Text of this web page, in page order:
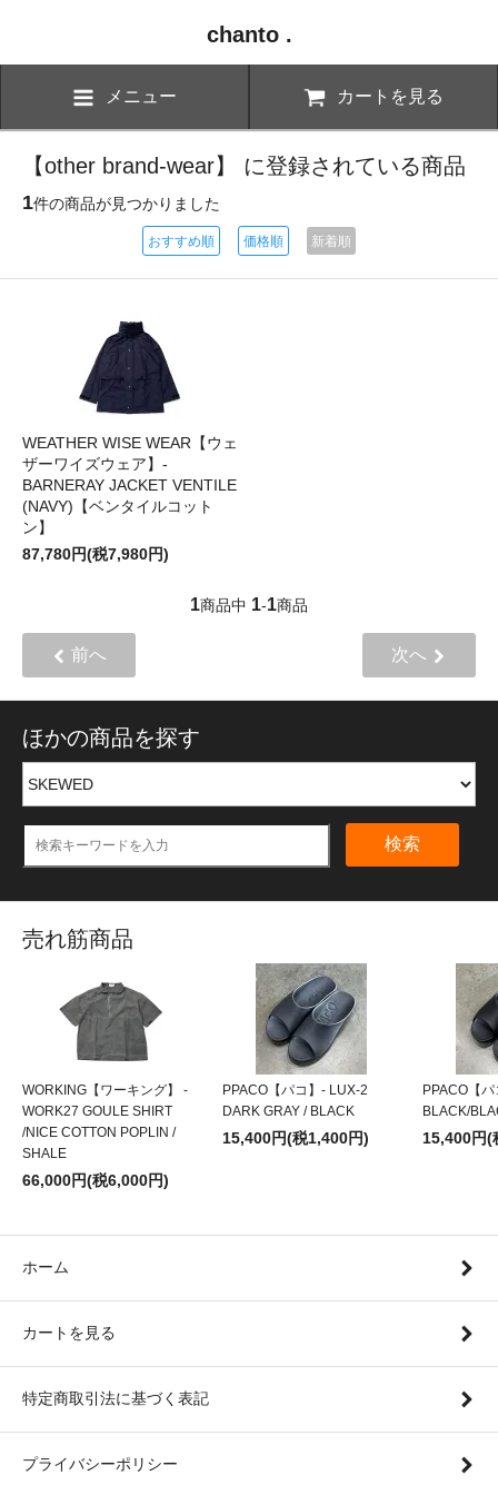
chanto .
メニュー カートを見る
【other brand-wear】 に登録されている商品
1件の商品が見つかりました
おすすめ順 価格順 新着順
WEATHER WISE WEAR【ウェ
ザーワイズウェア】-
BARNERAY JACKET VENTILE
(NAVY)【ベンタイルコット
ン】
87,780円(税7,980円)
1商品中 1-1商品
前へ 次へ
ほかの商品を探す
検索
売れ筋商品
WORKING【ワーキング】 -
WORK27 GOULE SHIRT
/NICE COTTON POPLIN /
SHALE
66,000円(税6,000円)
PPACO【パコ】- LUX-2
DARK GRAY / BLACK
15,400円(税1,400円)
PPACO【
BLACK/
15,400円(
ホーム
カートを見る
特定商取引法に基づく表記
プライバシーポリシー